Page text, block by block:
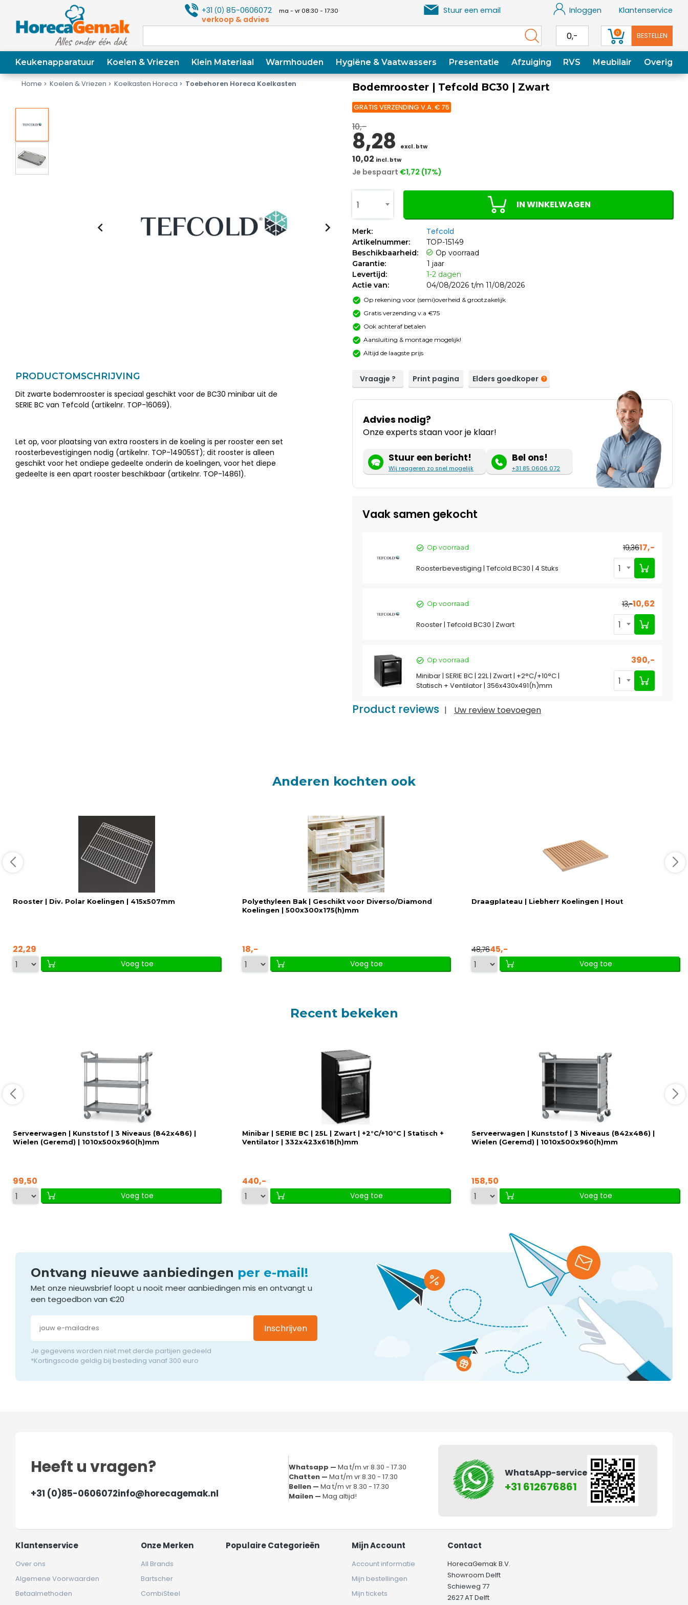
+31(0) 85-0606072 ma - vr 08:30 - 17:30
verkoop & advies
Stuur een email Inloggen Klantenservice
0,- 0 BESTELLEN
Keukenapparatuur Koelen & Vriezen Klein Materiaal Warmhouden Hygiëne & Vaatwassers Presentatie Afzuiging RVS Meubilair Overig
Home Koelen & Vriezen Koelkasten Horeca Toebehoren Horeca Koelkasten
PRODUCTOMSCHRIJVING
Dit zwarte bodemrooster is speciaal geschikt voor de BC30 minibar uit de
SERIE BC van Tefcold (artikelnr. TOP-16069).
Let op, voor plaatsing van extra roosters in de koeling is per rooster een set
roosterbevestigingen nodig (artikelnr. TOP-14905ST); dit rooster is alleen
geschikt voor het ondiepe gedeelte onderin de koelingen, voor het diepe
gedeelte is een apart rooster beschikbaar (artikelnr. TOP-14861).
Bodemrooster | Tefcold BC30 | Zwart
GRATIS VERZENDING V.A. € 75
10,-
8,28 excl. btw
10,02 incl. btw
Je bespaart €1,72 (17%)
1 IN WINKELWAGEN
Merk: Tefcold
Artikelnummer:
TOP-15149
Beschikbaarheid:
Op voorraad
Garantie:
1 jaar
Levertijd:
1-2 dagen
Actie van:
04/08/2026 t/m 11/08/2026
Op rekening voor (semi)overheid & grootzakelijk
Gratis verzending v.a €75
Ook achteraf betalen
Aansluiting & montage mogelijk!
Altijd de laagste prijs
Vraagje ? Print pagina Elders goedkoper
Advies nodig?
Onze experts staan voor je klaar!
Stuur een bericht!
Wij reageren zo snel mogelijk
Bel ons!
+31 85 0606 072
Vaak samen gekocht
Op voorraad 19,3617,-
Roosterbevestiging | Tefcold BC30 | 4 Stuks 1
Op voorraad 13,-10,62
Rooster | Tefcold BC30 | Zwart 1
Op voorraad 390,-
Minibar | SERIE BC | 22L | Zwart | +2°C/+10°C |
Statisch + Ventilator | 356x430x491(h)mm
1
Product reviews | Uw review toevoegen
Anderen kochten ook
Rooster | Div. Polar Koelingen | 415x507mm
22,29
Voeg toe
Polyethyleen Bak | Geschikt voor Diverso/Diamond
Koelingen | 500x300x175(h)mm
18,-
Voeg toe
Draagplateau | Liebherr Koelingen | Hout
48,7645,-
Voeg toe
Recent bekeken
Serveerwagen | Kunststof | 3 Niveaus (842x486) |
Wielen (Geremd) | 1010x500x960(h)mm
99,50
Voeg toe
Minibar | SERIE BC | 25L | Zwart | +2°C/+10°C | Statisch +
Ventilator | 332x423x618(h)mm
440,-
Voeg toe
Serveerwagen | Kunststof | 3 Niveaus (842x486) |
Wielen (Geremd) | 1010x500x960(h)mm
158,50
Voeg toe
Ontvang nieuwe aanbiedingen per e-mail!
Met onze nieuwsbrief loopt u nooit meer aanbiedingen mis en ontvangt u
een tegoedbon van €20
Inschrijven
Je gegevens worden niet met derde partijen gedeeld
*Kortingscode geldig bij besteding vanaf 300 euro
Heeft u vragen?
+31 (0)85-0606072info@horecagemak.nl
Whatsapp —Ma t/m vr 8.30 - 17.30
Chatten —Ma t/m vr 8.30 - 17.30
Bellen —Ma t/m vr 8.30 - 17.30
Mailen —Mag altijd!
WhatsApp-service
+31 612676861
Klantenservice
Over ons
Algemene Voorwaarden
Betaalmethoden
Onze Merken
All Brands
Bartscher
CombiSteel
Populaire Categorieën Mijn Account
Account informatie
Mijn bestellingen
Mijn tickets
Contact
HorecaGemak B.V.
Showroom Delft
Schieweg 77
2627 AT Delft